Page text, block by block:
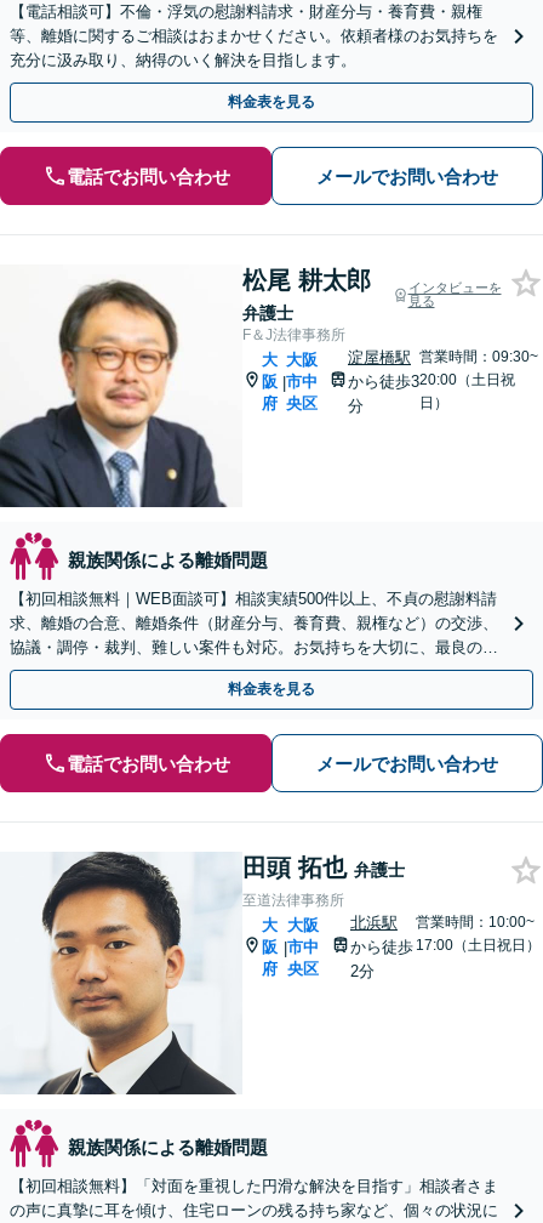
【電話相談可】不倫・浮気の慰謝料請求・財産分与・養育費・親権
等、離婚に関するご相談はおまかせください。依頼者様のお気持ちを
充分に汲み取り、納得のいく解決を目指します。
料金表を見る
電話でお問い合わせ メールでお問い合わせ
松尾 耕太郎
弁護士
インタビューを
見る
F＆J法律事務所
大
阪
府
|
大阪
市中
央区
淀屋橋駅
から徒歩3
分
営業時間：09:30~
20:00（土日祝
日）
親族関係による離婚問題
【初回相談無料｜WEB面談可】相談実績500件以上、不貞の慰謝料請
求、離婚の合意、離婚条件（財産分与、養育費、親権など）の交渉、
協議・調停・裁判、難しい案件も対応。お気持ちを大切に、最良の解
決へ導きます【弁護士歴15年以上｜子連れ相談可】
料金表を見る
電話でお問い合わせ メールでお問い合わせ
田頭 拓也 弁護士
至道法律事務所
大
阪
府
|
大阪
市中
央区
北浜駅
から徒歩
2分
営業時間：10:00~
17:00（土日祝日）
親族関係による離婚問題
【初回相談無料】「対面を重視した円滑な解決を目指す」相談者さま
の声に真摯に耳を傾け、住宅ローンの残る持ち家など、個々の状況に